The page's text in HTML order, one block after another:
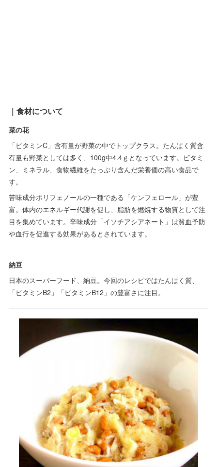
｜食材について
菜の花
「ビタミンC」含有量が野菜の中でトップクラス。たんぱく質含
有量も野菜としては多く、100g中4.4ｇとなっています。ビタミ
ン、ミネラル、食物繊維をたっぷり含んだ栄養価の高い食品で
す。
苦味成分ポリフェノールの一種である「ケンフェロール」が豊
富。体内のエネルギー代謝を促し、脂肪を燃焼する物質として注
目を集めています。辛味成分「イソチアシアネート」は貧血予防
や血行を促進する効果があるとされています。
納豆
日本のスーパーフード、納豆。今回のレシピではたんぱく質、
「ビタミンB2」「ビタミンB12」の豊富さに注目。